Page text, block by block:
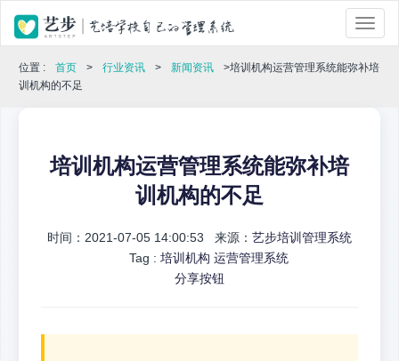
位置 : 首页 > 行业资讯 > 新闻资讯
>培训机构运营管理系统能弥补培
训机构的不足
培训机构运营管理系统能弥补培
训机构的不足
时间：2021-07-05 14:00:53 来源： 艺步培训管理系统
Tag : 培训机构 运营管理系统
分享按钮